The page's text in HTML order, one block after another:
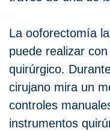
La ooforectomía
puede realizar
quirúrgico.
cirujano mira un
controles
instrumentos